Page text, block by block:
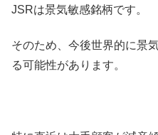
JSRは景気敏感銘柄です。
そのため、今後世界的に景
る可能性があります。